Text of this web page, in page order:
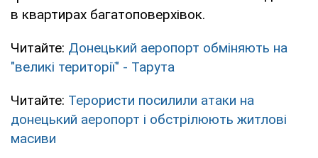
в квартирах багатоповерхівок.
Читайте: Донецький аеропорт обміняють на
"великі території" - Тарута
Читайте: Терористи посилили атаки на
донецький аеропорт і обстрілюють житлові
масиви